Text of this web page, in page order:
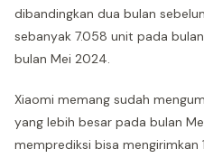
dibandingkan dua bulan
sebanyak 7.058 unit pada
bulan Mei 2024.
Xiaomi memang sudah
yang lebih besar pada bulan
memprediksi bisa